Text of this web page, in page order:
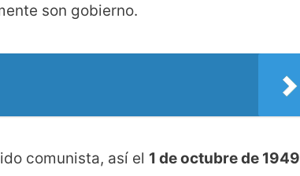
son gobierno.
comunista, así el 1 de octubre de 1949